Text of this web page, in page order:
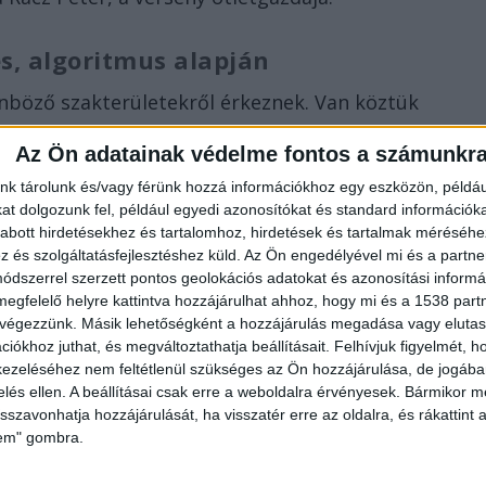
Az Ön adatainak védelme fontos a
tárolunk és/vagy férünk hozzá információkhoz egy eszközön,
dolgozunk fel, például egyedi azonosítókat és standard
hirdetésekhez és tartalomhoz, hirdetések és tartalmak
és szolgáltatásfejlesztéshez küld. Az Ön engedélyével mi és a
szerzett pontos geolokációs adatokat és azonosítási
helyre kattintva hozzájárulhat ahhoz, hogy mi és a 1538
Másik lehetőségként a hozzájárulás megadása vagy
juthat, és megváltoztathatja beállításait. Felhívjuk figyelmét,
nem feltétlenül szükséges az Ön hozzájárulása, de
ellen. A beállításai csak erre a weboldalra érvényesek. Bármikor
hozzájárulását, ha visszatér erre az oldalra, és rákattint
gombra.
algoritmus alapján
szakterületekről érkeznek. Van köztük
webergonómiai specialista, illetve
is. Ki-ki a saját területe szempontjából
legyen a rendszer, a verseny szervezői
a pontozásra. Erről csak annyit árultak el,
nagyobb súllyal számít, mint a többi
mert ugyanolyan eséllyel indulhatnak a kicsik,
az számít, hogy milyen múlttal rendelkezik a
vagy esetleg hány követője van, és hány
oldalakon, hanem kizárólag szakmai